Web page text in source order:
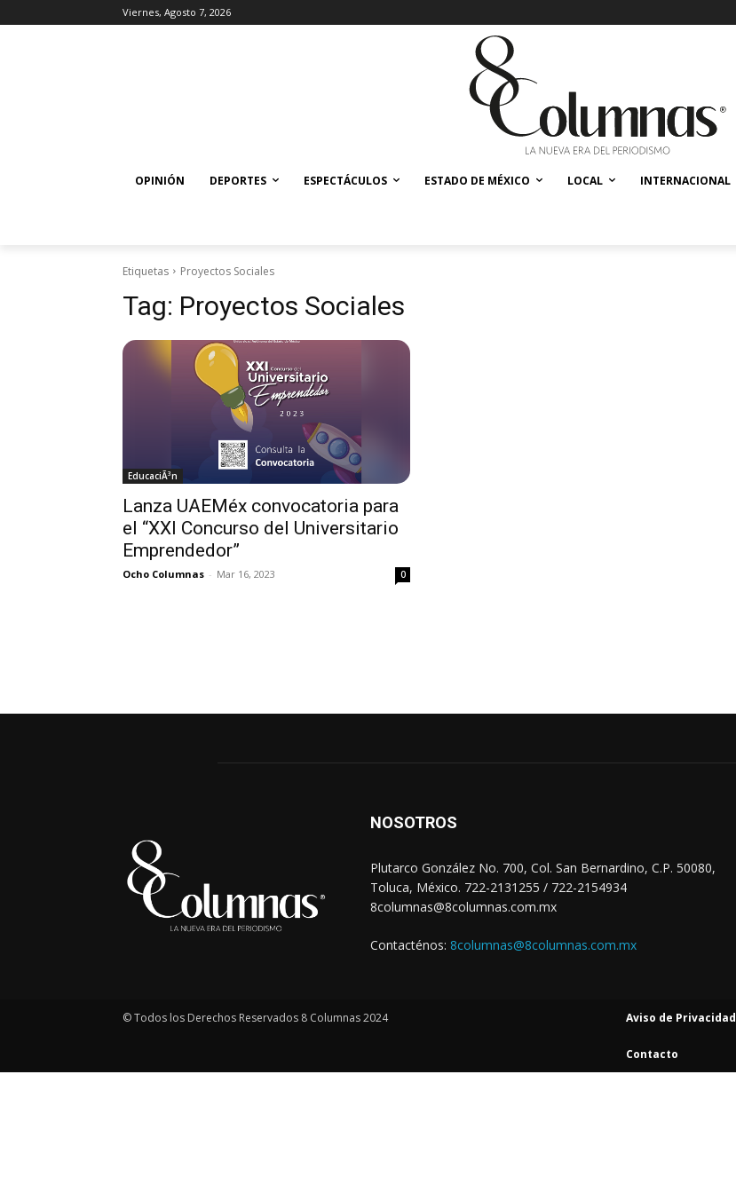
Viernes, Agosto 7, 2026
OPINIÓN DEPORTES ESPECTÁCULOS ESTADO DE MÉXICO LOCAL INTERNACIONAL
Etiquetas Proyectos Sociales
Tag: Proyectos Sociales
EducaciÃ³n
Lanza UAEMéx convocatoria para
el “XXI Concurso del Universitario
Emprendedor”
Ocho Columnas - Mar 16, 2023 0
NOSOTROS
Plutarco González No. 700, Col. San Bernardino, C.P. 50080,
Toluca, México. 722-2131255 / 722-2154934
8columnas@8columnas.com.mx
Contacténos: 8columnas@8columnas.com.mx
© Todos los Derechos Reservados 8 Columnas 2024 Aviso de Privacidad
Contacto